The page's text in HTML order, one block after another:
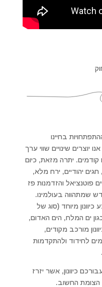
בחיינו
יוצרים שינויים שווי ערך
שעשינו ב-11 גלגולים קודמים. יתרה מזאת, כיום
יהודיים, ירח מלא,
פוטנציאל והזדמנות פז
שמתהווה בעולמינו.
מיוחד (סוג של
ים המלח, הים האדום,
מורכב מקודים,
לחידוד ולהתקדמות
כיוונון, אשר יזרז
הצומת החשוב.